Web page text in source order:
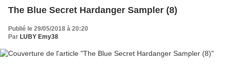
The Blue Secret Hardanger Sampler (8)
Publié le 29/05/2018 à 20:20
Par LUBY Emy38